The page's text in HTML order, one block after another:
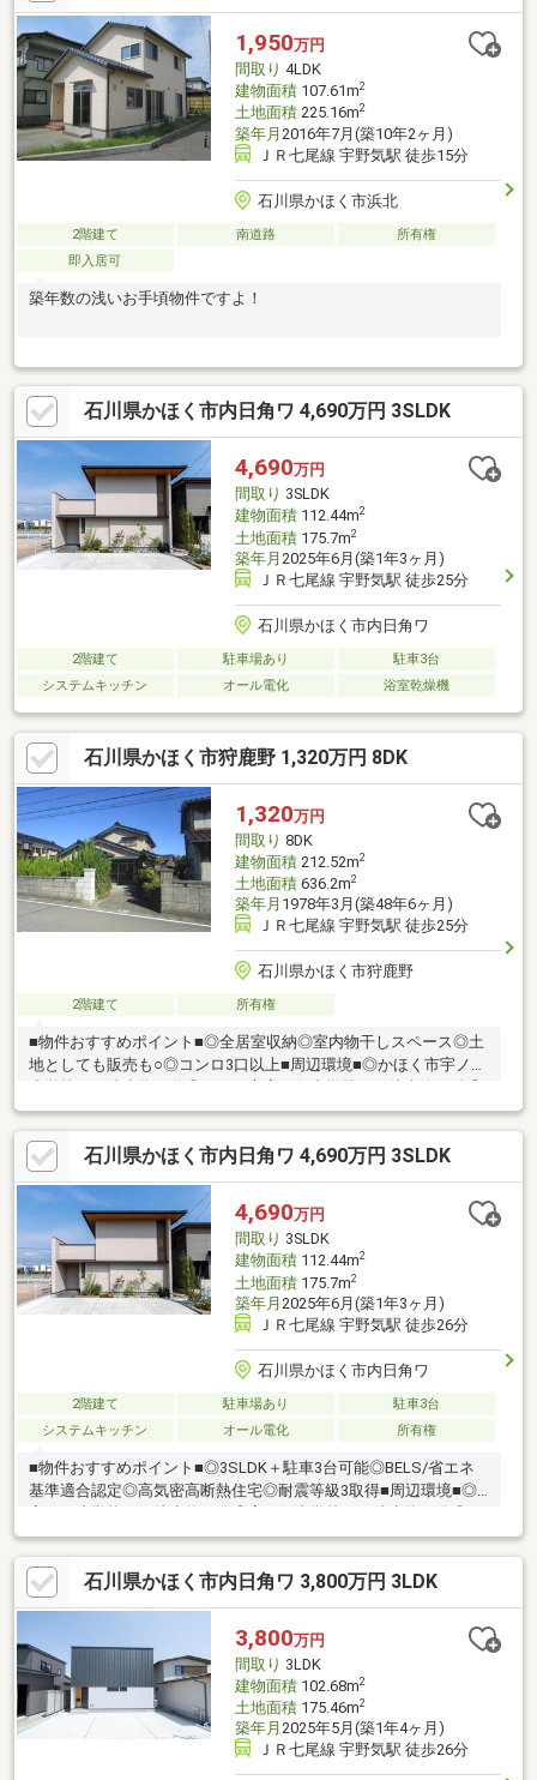
スが少ないお家です♪立地は、宇野気駅から徒歩１１分、白尾イン
ターへもアクセス良く、金沢市への通勤や能登方面へも便利！小
学校も近くて安心です◎2階の12帖は、2部屋に間仕切り可能！！
1,950万円
間取り 4LDK
建物面積107.61m2
土地面積225.16m2
築年月 2016年7月(築10年2ヶ月)
ＪＲ七尾線 宇野気駅 徒歩15分
石川県かほく市浜北
2階建て 南道路
所有権
即入居可
築年数の浅いお手頃物件ですよ！
石川県かほく市内日角ワ 4,690万円 3SLDK
4,690万円
間取り 3SLDK
建物面積112.44m2
土地面積175.7m2
築年月 2025年6月(築1年3ヶ月)
ＪＲ七尾線 宇野気駅 徒歩25分
石川県かほく市内日角ワ
2階建て 駐車場あり
駐車3台
システムキッチン
オール電化 浴室乾燥機
石川県かほく市狩鹿野 1,320万円 8DK
1,320万円
間取り 8DK
建物面積212.52m2
土地面積636.2m2
築年月 1978年3月(築48年6ヶ月)
ＪＲ七尾線 宇野気駅 徒歩25分
石川県かほく市狩鹿野
2階建て 所有権
■物件おすすめポイント■◎全居室収納◎室内物干しスペース◎土
地としても販売も○◎コンロ3口以上■周辺環境■◎かほく市宇ノ気
イオンモールかほく市まで徒歩約14分◎のと共栄信用金庫宇ノ気
支店まで徒歩約21分
石川県かほく市内日角ワ 4,690万円 3SLDK
4,690万円
間取り 3SLDK
建物面積112.44m2
土地面積175.7m2
築年月 2025年6月(築1年3ヶ月)
ＪＲ七尾線 宇野気駅 徒歩26分
石川県かほく市内日角ワ
2階建て 駐車場あり
駐車3台
システムキッチン
オール電化 所有権
■物件おすすめポイント■◎3SLDK＋駐車3台可能◎BELS/省エネ
基準適合認定◎高気密高断熱住宅◎耐震等級3取得■周辺環境■◎
ァミリーマートかほく大崎南店まで徒歩約2分◎イオンスタイルか
ほくまで徒歩約5分【現地見学会】＝＝＝＝＝＝＝＝＝＝＝＝＝＝
＝＝＝＝＝平日・土日 いつでもOK！！喜んで承ります♪見学さ
れたい方はお気軽にお問い合わせください♪〈時間〉9:00～18:00※
事前予約で時間外の案内も可能！
石川県かほく市内日角ワ 3,800万円 3LDK
3,800万円
間取り 3LDK
建物面積102.68m2
土地面積175.46m2
築年月 2025年5月(築1年4ヶ月)
ＪＲ七尾線 宇野気駅 徒歩26分